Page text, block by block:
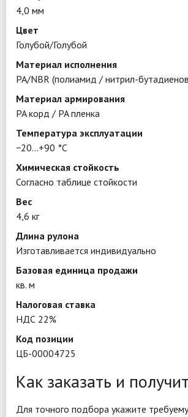
4,0 мм
Цвет
Голубой/Голубой
Материал исполнения
PA/NBR (полиамид / нитрил-
Материал армирования
PA корд / PA пленка
Температура эксплуатации
−20…+90 °C
Химическая стойкость
Согласно таблице стойкости
Вес
4,6 кг
Длина рулона
Изготавливается индивидуально
Базовая единица продажи
кв. м
Налоговая ставка
НДС 22%
Код позиции
ЦБ-00004725
Как заказать и
Для точного подбора укажите